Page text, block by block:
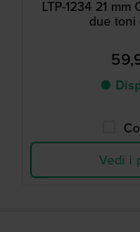
LTP-1234 21
due toni
●
Vedi i